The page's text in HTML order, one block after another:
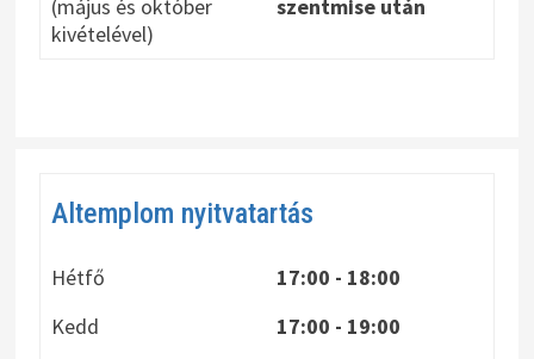
(május és október
kivételével)
szentmise után
Altemplom nyitvatartás
Hétfő
17:00 - 18:00
Kedd
17:00 - 19:00